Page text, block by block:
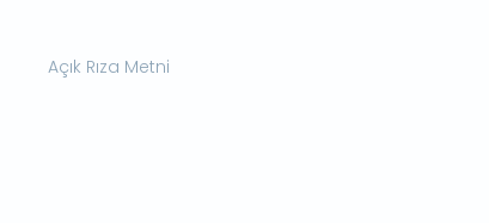
Açık Rıza Metni